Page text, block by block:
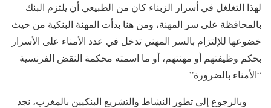
لهذا التغلغل في أسرار الزبناء كان من الطبيعي أن يلتزم البنك
بالمحافظة على سر المهنة، ومن هنا بدأت المهنة البنكية من حيث
خضوعها للإلتزام بالسر المهني تدخل في عدد الأمناء على الأسرار
بحكم وظيفتهم أو مهنتهم، أو ما اسمته محكمة النقض الفرنسية
“الأمناء بالضرورة”
وبالرجوع إلى تطور النشاط والتشريع البنكيين بالمغرب، نجد